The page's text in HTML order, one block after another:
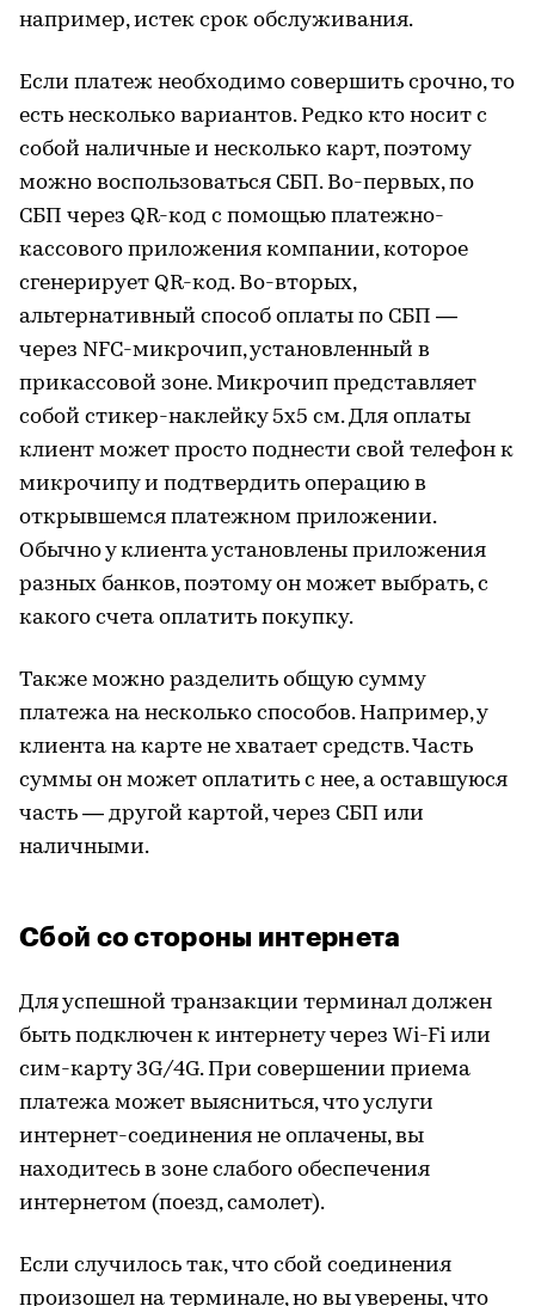
например, истек срок обслуживания.
Если платеж необходимо совершить срочно, то
есть несколько вариантов. Редко кто носит с
собой наличные и несколько карт, поэтому
можно воспользоваться СБП. Во-первых, по
СБП через QR-код с помощью платежно-
кассового приложения компании, которое
сгенерирует QR-код. Во-вторых,
альтернативный способ оплаты по СБП —
через NFC-микрочип, установленный в
прикассовой зоне. Микрочип представляет
собой стикер-наклейку 5х5 см. Для оплаты
клиент может просто поднести свой телефон к
микрочипу и подтвердить операцию в
открывшемся платежном приложении.
Обычно у клиента установлены приложения
разных банков, поэтому он может выбрать, с
какого счета оплатить покупку.
Также можно разделить общую сумму
платежа на несколько способов. Например, у
клиента на карте не хватает средств. Часть
суммы он может оплатить с нее, а оставшуюся
часть — другой картой, через СБП или
наличными.
Сбой со стороны интернета
Для успешной транзакции терминал должен
быть подключен к интернету через Wi-Fi или
сим-карту 3G/4G. При совершении приема
платежа может выясниться, что услуги
интернет-соединения не оплачены, вы
находитесь в зоне слабого обеспечения
интернетом (поезд, самолет).
Если случилось так, что сбой соединения
произошел на терминале, но вы уверены, что